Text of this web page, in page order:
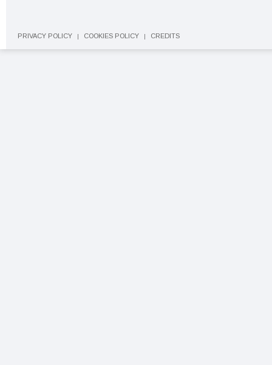
PRIVACY POLICY COOKIES POLICY CREDITS